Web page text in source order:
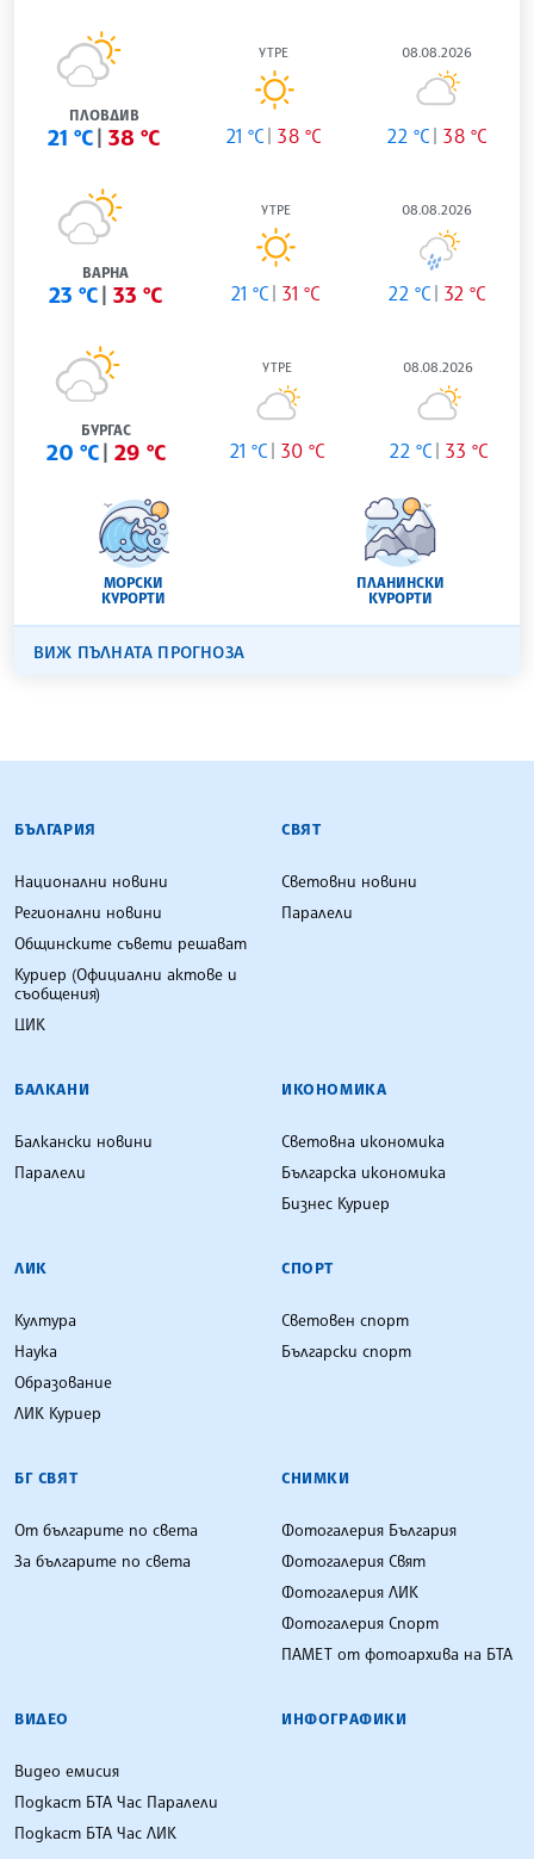
ПЛОВДИВ
21 °C 38 °C
УТРЕ
21 °C 38 °C
08.08.2026
22 °C 38 °C
ВАРНА
23 °C 33 °C
УТРЕ
21 °C 31 °C
08.08.2026
22 °C 32 °C
БУРГАС
20 °C 29 °C
УТРЕ
21 °C 30 °C
08.08.2026
22 °C 33 °C
МОРСКИ
КУРОРТИ
ПЛАНИНСКИ
КУРОРТИ
ВИЖ ПЪЛНАТА ПРОГНОЗА
БЪЛГАРСКА ТЕЛЕГРАФНА АГЕНЦИЯ
БЪЛГАРИЯ
Национални новини
Регионални новини
Общинските съвети решават
Куриер (Официални актове и
съобщения)
ЦИК
СВЯТ
Световни новини
Паралели
БАЛКАНИ
Балкански новини
Паралели
ИКОНОМИКА
Световна икономика
Българска икономика
Бизнес Куриер
ЛИК
Култура
Наука
Образование
ЛИК Куриер
СПОРТ
Световен спорт
Български спорт
БГ СВЯТ
От българите по света
За българите по света
СНИМКИ
Фотогалерия България
Фотогалерия Свят
Фотогалерия ЛИК
Фотогалерия Спорт
ПАМЕТ от фотоархива на БТА
ВИДЕО
Видео емисия
Подкаст БТА Час Паралели
Подкаст БТА Час ЛИК
ИНФОГРАФИКИ